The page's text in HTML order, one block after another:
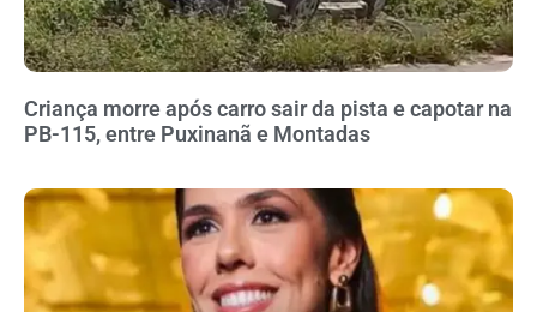
Criança morre após carro sair da pista e capotar na
PB-115, entre Puxinanã e Montadas